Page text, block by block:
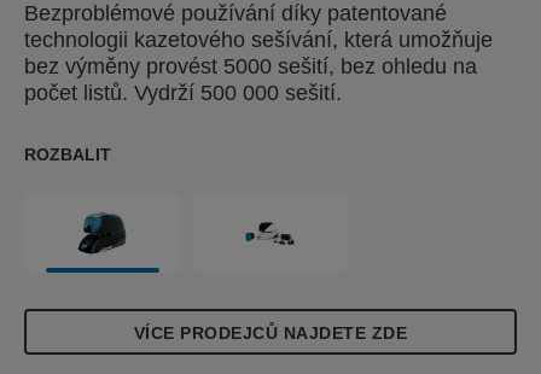
Bezproblémové používání díky patentované
technologii kazetového sešívání, která umožňuje
bez výměny provést 5000 sešití, bez ohledu na
počet listů. Vydrží 500 000 sešití.
ROZBALIT
VÍCE PRODEJCŮ NAJDETE ZDE